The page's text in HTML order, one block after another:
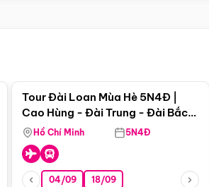
Tour Đài Loan Mùa Hè 5N4Đ |
Cao Hùng - Đài Trung - Đài Bắc
(Bay Vj)
Hồ Chí Minh 5N4Đ
04/09 18/09